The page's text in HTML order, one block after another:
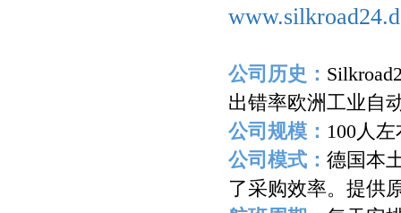
公司历史：
出错率欧洲工业自
公司规模： 100人左
公司模式： 德国本
了采购效率。提供